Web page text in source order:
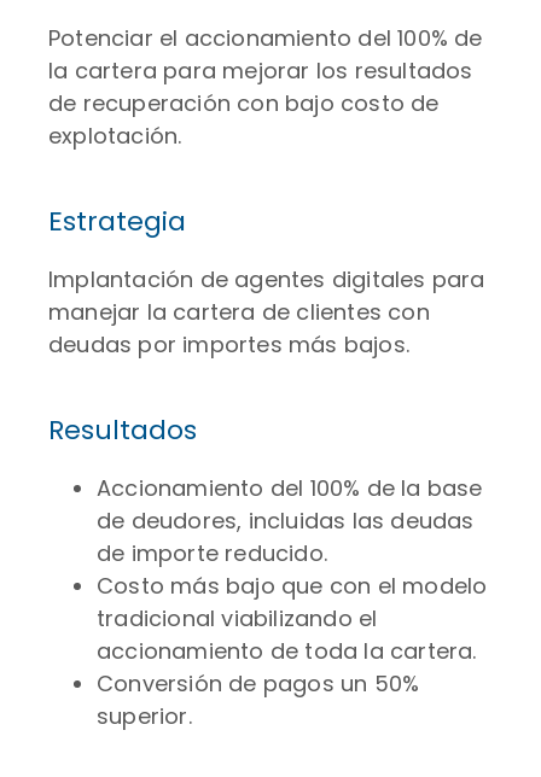
Potenciar el accionamiento del 100% de
la cartera para mejorar los resultados
de recuperación con bajo costo de
explotación.
Estrategia
Implantación de agentes digitales para
manejar la cartera de clientes con
deudas por importes más bajos.
Resultados
Accionamiento del 100% de la base
de deudores, incluidas las deudas
de importe reducido.
Costo más bajo que con el modelo
tradicional viabilizando el
accionamiento de toda la cartera.
Conversión de pagos un 50%
superior.